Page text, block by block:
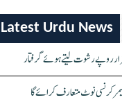
Latest Urdu News
کرنسی نوٹ متعارف کرائے گا